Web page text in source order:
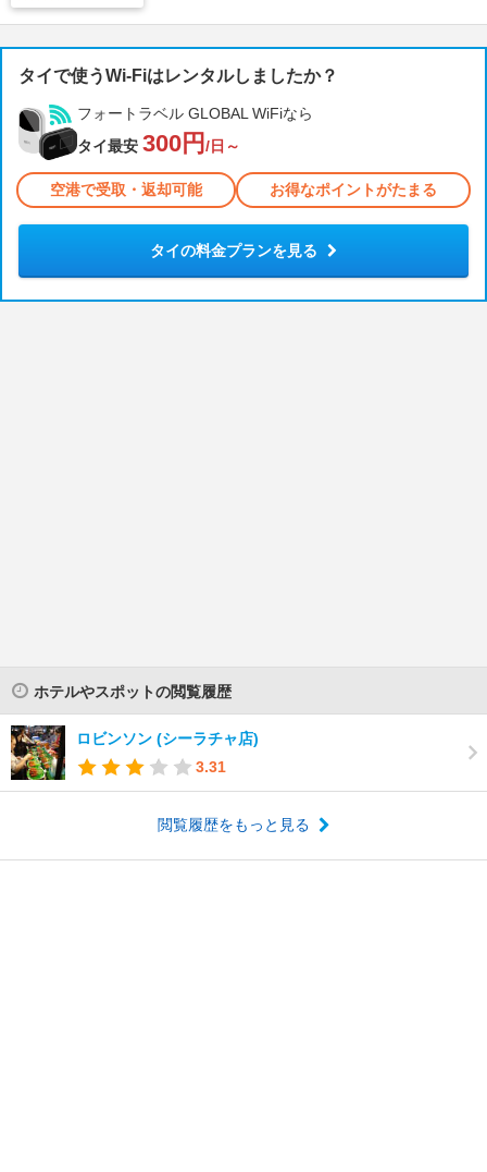
タイで使うWi-Fiはレンタルしましたか？
フォートラベル GLOBAL WiFiなら
タイ最安 300円 /日～
空港で受取・返却可能 お得なポイントがたまる
タイの料金プランを見る
ホテルやスポットの閲覧履歴
ロビンソン (シーラチャ店)
3.31
閲覧履歴をもっと見る